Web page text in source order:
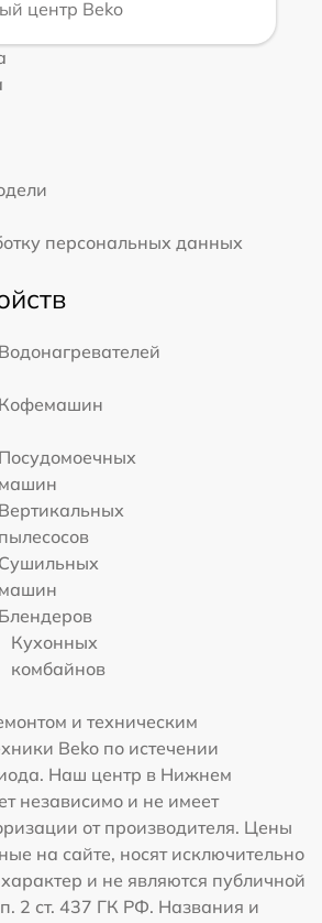
центр Beko
персональных данных
Водонагревателей
Кофемашин
Посудомоечных
машин
Вертикальных
пылесосов
Сушильных
машин
Блендеров
Кухонных
комбайнов
и техническим
Beko по истечении
Наш центр в Нижнем
независимо и не имеет
от производителя. Цены
на сайте, носят исключительно
и не являются публичной
2 ст. 437 ГК РФ. Названия и